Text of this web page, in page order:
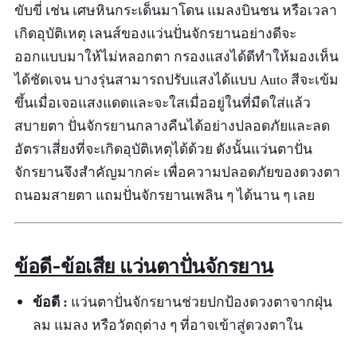
"สวยดี คุณภาพวัสดุดี ร้านค้าเตรียมสินค้ารวดเร็วดี
ขนส่งจัดส่งได้รวดเร็วดี สินค้าไม่มีกรอบ ยืดหยุ่นดี
จะออกหลวม ๆ หน่อย"
ขับขี่ เช่น เศษหินกระเด็นมาโดน แมลงบินชน หรือเวลา
เกิดอุบัติเหตุ เลนส์ของแว่นปั่นจักรยานอย่างดีจะ
ออกแบบมาให้ไม่หลอกตา กรองแสงได้ดีทำให้มองเห็น
ได้ชัดเจน บางรุ่นสามารถปรับแสงได้แบบ Auto สีจะเข้ม
ขึ้นเมื่อเจอแสงแดดและจะใสเมื่ออยู่ในที่มืดใส่แล้ว
สบายตา ปั่นจักรยานกลางคืนได้อย่างปลอดภัยและลด
อัตราเสี่ยงที่จะเกิดอุบัติเหตุได้ด้วย ดังนั้นแว่นตาปั่น
จักรยานจึงสำคัญมากค่ะ เพื่อความปลอดภัยของดวงตา
ถนอมสายตา แถมปั่นจักรยานเพลิน ๆ ได้นาน ๆ เลย
ข้อดี-ข้อเสีย แว่นตาปั่นจักรยาน
ข้อดี : แว่นตาปั่นจักรยานช่วยปกป้องดวงตาจากฝุ่น
ลม แมลง หรือวัตถุต่าง ๆ ที่อาจเข้าสู่ดวงตาใน